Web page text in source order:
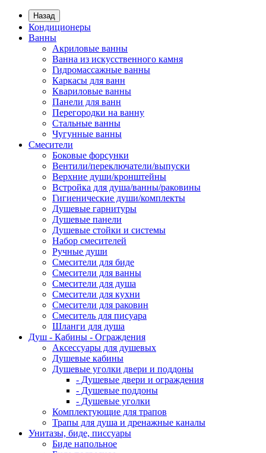
Назад
Кондиционеры
Ванны
Акриловые ванны
Ванна из искусственного камня
Гидромассажные ванны
Каркасы для ванн
Квариловые ванны
Панели для ванн
Перегородки на ванну
Стальные ванны
Чугунные ванны
Смесители
Боковые форсунки
Вентили/переключатели/выпуски
Верхние души/кронштейны
Встройка для душа/ванны/раковины
Гигиенические души/комплекты
Душевые гарнитуры
Душевые панели
Душевые стойки и системы
Набор смесителей
Ручные души
Смесители для биде
Смесители для ванны
Смесители для душа
Смесители для кухни
Смесители для раковин
Смеситель для писуара
Шланги для душа
Душ - Кабины - Ограждения
Аксессуары для душевых
Душевые кабины
Душевые уголки двери и поддоны
- Душевые двери и ограждения
- Душевые поддоны
- Душевые уголки
Комплектующие для трапов
Трапы для душа и дренажные каналы
Унитазы, биде, писсуары
Биде напольное